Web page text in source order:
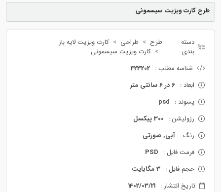
طرح کارت ویزیت سیسمونی
دسته
بندی :
طرح طراحی
کارت ویزیت لایه باز
کارت ویزیت سیسمونی
شناسه مطلب : 423202
ابعاد : 6 در 6 سانتی متر
پسوند : psd
رزولیشن : 300 پیکسل
رنگ : آبی, صورتی
فرمت فایل : PSD
حجم فایل : 3 مگابایت
تاریخ انتشار : 1402/03/21